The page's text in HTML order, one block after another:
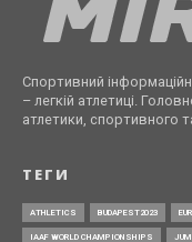
Спортивний
– легкій атлетиці.
атлетики, спортивного
ТЕГИ
ATHLETICS BUDAPEST2023
IAAF WORLD CHAMPIONSHIPS